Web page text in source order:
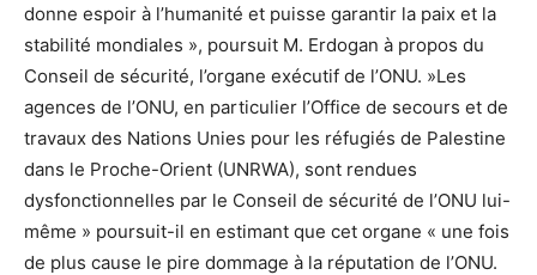
donne espoir à l’humanité et puisse garantir la paix et la
stabilité mondiales », poursuit M. Erdogan à propos du
Conseil de sécurité, l’organe exécutif de l’ONU. »Les
agences de l’ONU, en particulier l’Office de secours et de
travaux des Nations Unies pour les réfugiés de Palestine
dans le Proche-Orient (UNRWA), sont rendues
dysfonctionnelles par le Conseil de sécurité de l’ONU lui-
même » poursuit-il en estimant que cet organe « une fois
de plus cause le pire dommage à la réputation de l’ONU.